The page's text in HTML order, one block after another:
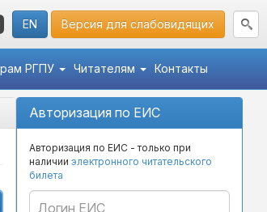
EN Версия для слабовидящих
РГПУ Читателям Контакты
Авторизация по ЕИС
Авторизация по ЕИС - только при
наличии электронного читательского
билета